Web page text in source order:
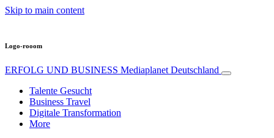
Skip to main content
Logo-rooom
ERFOLG UND BUSINESS Mediaplanet Deutschland
Talente Gesucht
Business Travel
Digitale Transformation
More